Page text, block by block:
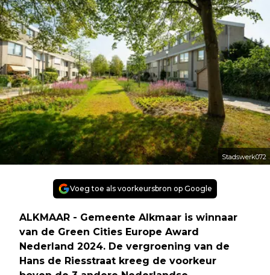
Stadswerk072
Voeg toe als voorkeursbron op Google
ALKMAAR - Gemeente Alkmaar is winnaar
van de Green Cities Europe Award
Nederland 2024. De vergroening van de
Hans de Riesstraat kreeg de voorkeur